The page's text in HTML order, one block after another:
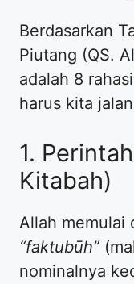
Berdasarkan
Piutang (QS.
adalah 8
harus kita
1.
Kitabah)
Allah memulai
“faktubūh”
nominalnya